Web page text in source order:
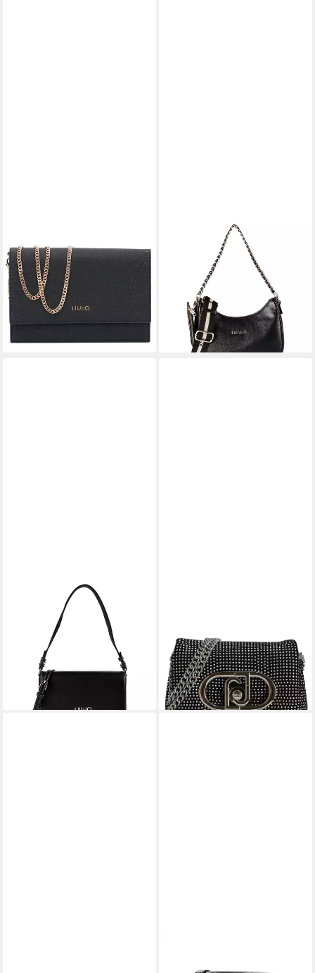
Clutch, Kunstleder
84,15 € UVP99,00 €
-15%
lieferbar - in 2-3 Werktagen bei dir
Schultertasche Achala,
Polyurethan
ab 108,12 €
139,00 €
-22%
lieferbar - in 2-3 Werktagen bei dir
Umhängetasche Caliwen, 100
% Polyurethan
119,00 €
lieferbar - in 2-3 Werktagen bei dir
(nero/steel)
106,66 €
lieferbar - in 2-3 Werktagen bei dir